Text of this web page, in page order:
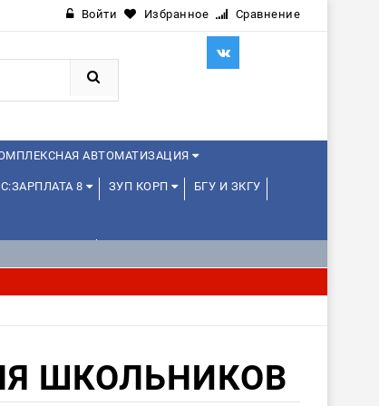
Войти Избранное Сравнение
АВТОМАТИЗАЦИЯ
8 ЗУП КОРП БГУ И ЗКГУ
ШКОЛЬНИКОВ